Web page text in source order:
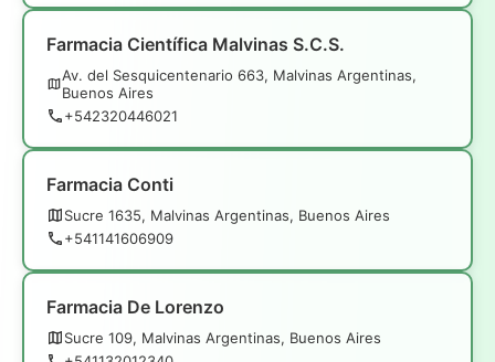
Farmacia Científica Malvinas S.C.S.
Av. del Sesquicentenario 663, Malvinas Argentinas,
Buenos Aires
+542320446021
Farmacia Conti
Sucre 1635, Malvinas Argentinas, Buenos Aires
+541141606909
Farmacia De Lorenzo
Sucre 109, Malvinas Argentinas, Buenos Aires